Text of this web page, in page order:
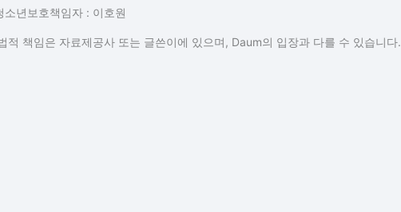
소년보호책임자 : 이호원
적 책임은 자료제공사 또는 글쓴이에 있으며, Daum의 입장과 다를 수 있습니다.